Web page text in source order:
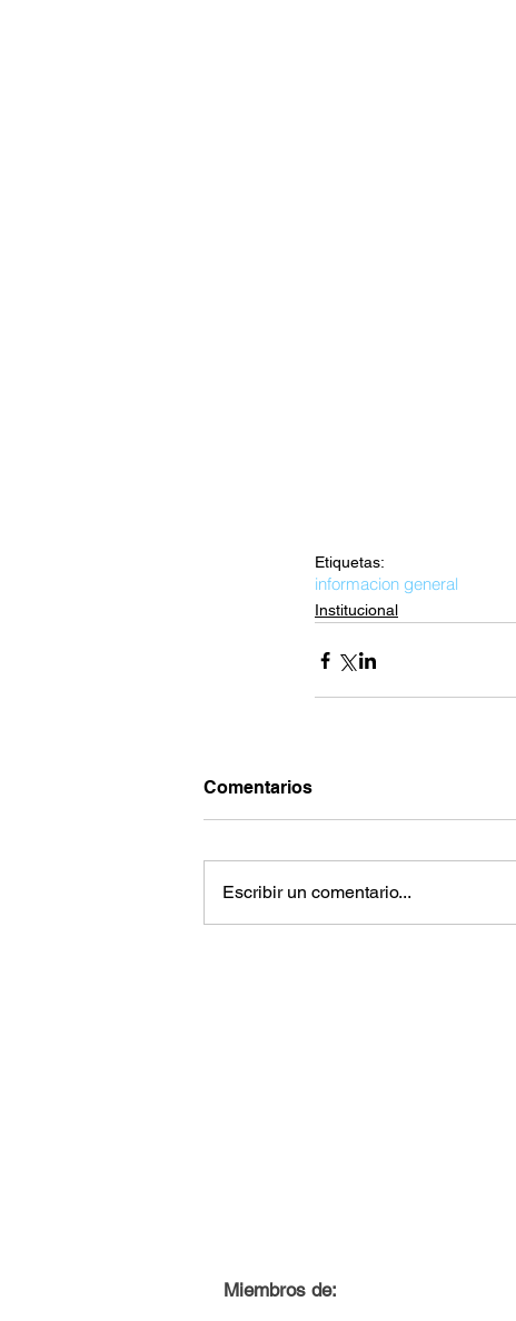
Etiquetas:
informacion general
Institucional
Comentarios
Escribir un comentario...
Miembros de: